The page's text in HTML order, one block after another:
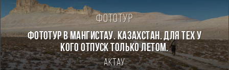
Фототур
Фототур в Мангистау. Казахстан. Для тех у
кого отпуск только летом.
Актау